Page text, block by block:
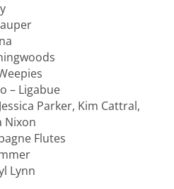
– Ligabue
Parker, Kim Cattral,
Nixon
Flutes
Lynn